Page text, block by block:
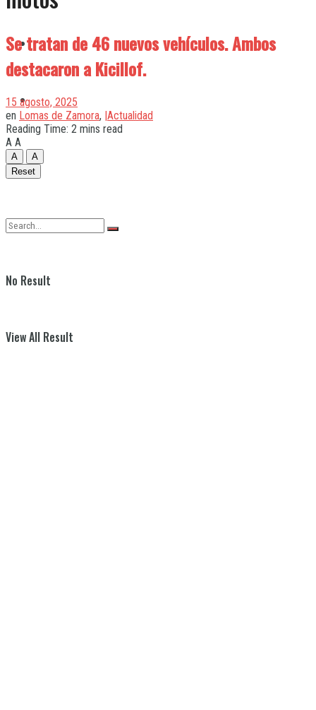
Quilmes
Varela
No Result
View All Result
Se tratan de 46 nuevos vehículos. Ambos
destacaron a Kicillof.
15 agosto, 2025
en Lomas de Zamora, |Actualidad
Reading Time: 2 mins read
A A
A
A
Reset